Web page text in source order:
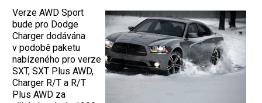
Verze AWD Sport
bude pro Dodge
Charger dodávána
v podobě paketu
nabízeného pro verze
SXT, SXT Plus AWD,
Charger R/T a R/T
Plus AWD za